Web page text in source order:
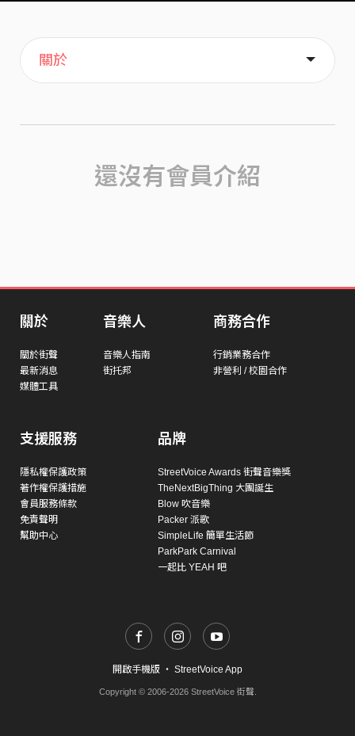
主頁
喜歡
關於
還沒有會員介紹
關於
關於街聲
最新消息
媒體工具
音樂人
音樂人指南
街托邦
商務合作
行銷業務合作
非營利 / 校園合作
支援服務
隱私權保護政策
著作權保護措施
會員服務條款
免責聲明
幫助中心
品牌
StreetVoice Awards 街聲音樂獎
TheNextBigThing 大團誕生
Blow 吹音樂
Packer 派歌
SimpleLife 簡單生活節
ParkPark Carnival
一起比 YEAH 吧
開啟手機版 ・ StreetVoice App
Copyright © 2006-2026 StreetVoice 街聲.